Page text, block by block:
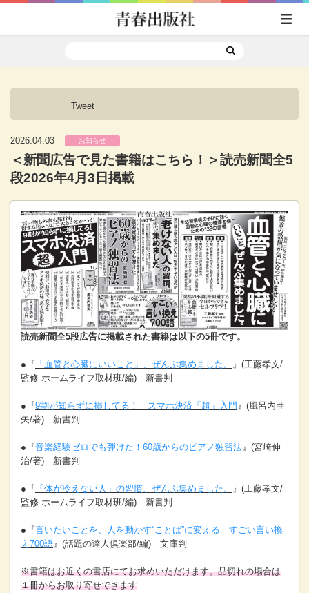
Tweet
2026.04.03 お知らせ
＜新聞広告で見た書籍はこちら！＞読売新聞全5
段2026年4月3日掲載
読売新聞全5段広告に掲載された書籍は以下の5冊です。
●『 「血管と心臓にいいこと」、ぜんぶ集めました。 』(工藤孝文/
監修 ホームライフ取材班/編) 新書判
●『9割が知らずに損してる！ スマホ決済「超」入門 』(風呂内亜
矢/著) 新書判
●『音楽経験ゼロでも弾けた！60歳からのピアノ独習法』(宮崎伸
治/著) 新書判
●『 「体が冷えない人」の習慣、ぜんぶ集めました。 』(工藤孝文/
監修 ホームライフ取材班/編) 新書判
●『言いたいことを、人を動かす“ことば”に変える すごい言い換
え700語』(話題の達人倶楽部/編) 文庫判
※書籍はお近くの書店にてお求めいただけます。品切れの場合は
１冊からお取り寄せできます